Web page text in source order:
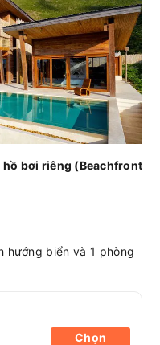
bơi riêng (Beachfront
hướng biển và 1 phòng
Chọn